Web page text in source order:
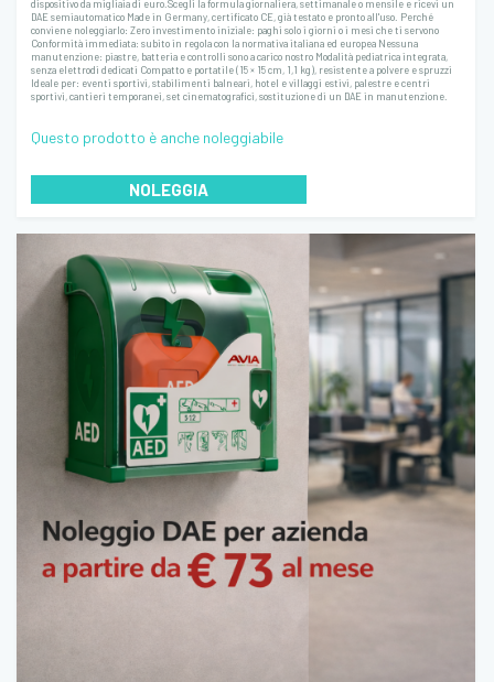
dispositivo da migliaia di euro.Scegli la formula giornaliera, settimanale o mensile e ricevi un
DAE semiautomatico Made in Germany, certificato CE, già testato e pronto all'uso. Perché
conviene noleggiarlo: Zero investimento iniziale: paghi solo i giorni o i mesi che ti servono
Conformità immediata: subito in regola con la normativa italiana ed europea Nessuna
manutenzione: piastre, batteria e controlli sono a carico nostro Modalità pediatrica integrata,
senza elettrodi dedicati Compatto e portatile (15 × 15 cm, 1,1 kg), resistente a polvere e spruzzi
Ideale per: eventi sportivi, stabilimenti balneari, hotel e villaggi estivi, palestre e centri
sportivi, cantieri temporanei, set cinematografici, sostituzione di un DAE in manutenzione.
Questo prodotto è anche noleggiabile
NOLEGGIA